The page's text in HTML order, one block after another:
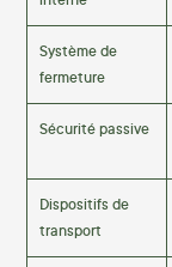
Système de
fermeture
Sécurité passive
Dispositifs de
transport